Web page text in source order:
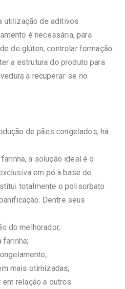
utilização de aditivos
é necessária, para
de glúten, controlar formação
a estrutura do produto para
a recuperar-se no
de pães congelados, há
a solução ideal é o
em pó à base de
totalmente o polisorbato
Dentre seus
do melhorador;
farinha;
mais otimizadas;
relação a outros